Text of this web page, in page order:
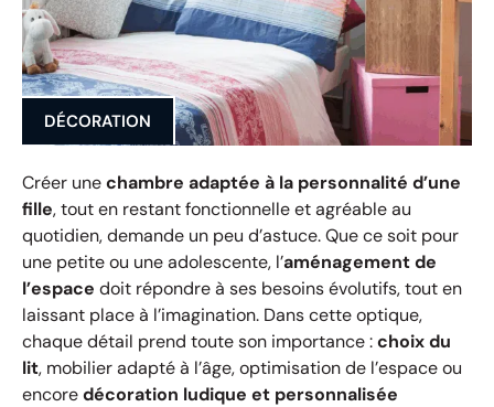
DÉCORATION
Créer unechambre adaptée à la personnalité d’une
fille, tout en restant fonctionnelle et agréable au
quotidien, demande un peu d’astuce. Que ce soit pour
une petite ou une adolescente, l’aménagement de
l’espace doit répondre à ses besoins évolutifs, tout en
laissant place à l’imagination. Dans cette optique,
chaque détail prend toute son importance :choix du
lit, mobilier adapté à l’âge, optimisation de l’espace ou
encoredécoration ludique et personnalisée